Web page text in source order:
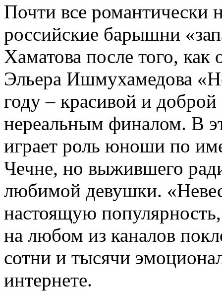
Почти все романтически
российские барышни
Хаматова после того, как
Эльера Ишмухамедова
году – красивой и доброй
нереальным финалом. В
играет роль юноши по
Чечне, но выжившего
любимой девушки.
настоящую
на любом из каналов
сотни и тысячи
интернете.